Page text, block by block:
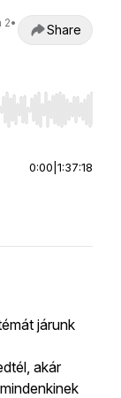
2•
Share
End to jump to
0:00 1:37:18
járunk
akár